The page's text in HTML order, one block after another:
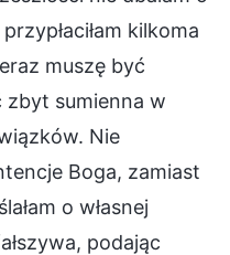
kilkoma
muszę być
zbyt sumienna w
Nie
Boga, zamiast
o własnej
podając